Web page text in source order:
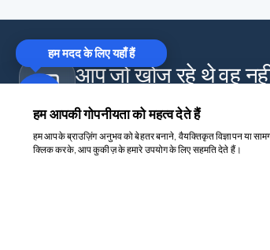
आप जो खोज रहे थे वह
हम आपकी गोपनीयता को महत्व देते हैं
हम आपके ब्राउज़िंग अनुभव को बेहतर बनाने, वैयक्तिकृत विज्ञापन या
क्लिक करके, आप कुकीज़ के हमारे उपयोग के लिए सहमति देते हैं।
हम मदद के लिए यहाँ हैं